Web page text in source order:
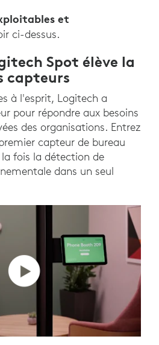
et
ci-dessus.
Spot élève la
capteurs
à l'esprit, Logitech a
pour répondre aux besoins
des organisations. Entrez
capteur de bureau
fois la détection de
dans un seul